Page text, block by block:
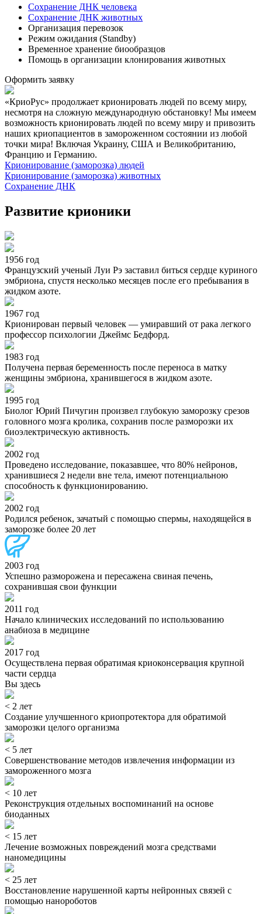
Сохранение ДНК человека
Сохранение ДНК животных
Организация перевозок
Режим ожидания (Standby)
Временное хранение биообразцов
Помощь в организации клонирования животных
Оформить заявку
«КриоРус» продолжает крионировать людей по всему миру,
несмотря на сложную международную обстановку! Мы имеем
возможность крионировать людей по всему миру и привозить
наших криопациентов в замороженном состоянии из любой
точки мира! Включая Украину, США и Великобританию,
Францию и Германию.
Крионирование (заморозка) людей
Крионирование (заморозка) животных
Сохранение ДНК
Развитие крионики
1956 год
Французский ученый Луи Рэ заставил биться сердце куриного
эмбриона, спустя несколько месяцев после его пребывания в
жидком азоте.
1967 год
Крионирован первый человек — умиравший от рака легкого
профессор психологии Джеймс Бедфорд.
1983 год
Получена первая беременность после переноса в матку
женщины эмбриона, хранившегося в жидком азоте.
1995 год
Биолог Юрий Пичугин произвел глубокую заморозку срезов
головного мозга кролика, сохранив после разморозки их
биоэлектрическую активность.
2002 год
Проведено исследование, показавшее, что 80% нейронов,
хранившиеся 2 недели вне тела, имеют потенциальною
способность к функционированию.
2002 год
Родился ребенок, зачатый с помощью спермы, находящейся в
заморозке более 20 лет
2003 год
Успешно разморожена и пересажена свиная печень,
сохранившая свои функции
2011 год
Начало клинических исследований по использованию
анабиоза в медицине
2017 год
Осуществлена первая обратимая криоконсервация крупной
части сердца
Вы здесь
< 2 лет
Создание улучшенного криопротектора для обратимой
заморозки целого организма
< 5 лет
Совершенствование методов извлечения информации из
замороженного мозга
< 10 лет
Реконструкция отдельных воспоминаний на основе
биоданных
< 15 лет
Лечение возможных повреждений мозга средствами
наномедицины
< 25 лет
Восстановление нарушенной карты нейронных связей с
помощью нанороботов